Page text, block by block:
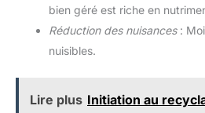
bien géré est riche en
Réduction des nuisances:
nuisibles.
Lire plus Initiation au